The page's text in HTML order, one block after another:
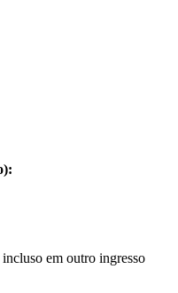
incluso em outro ingresso